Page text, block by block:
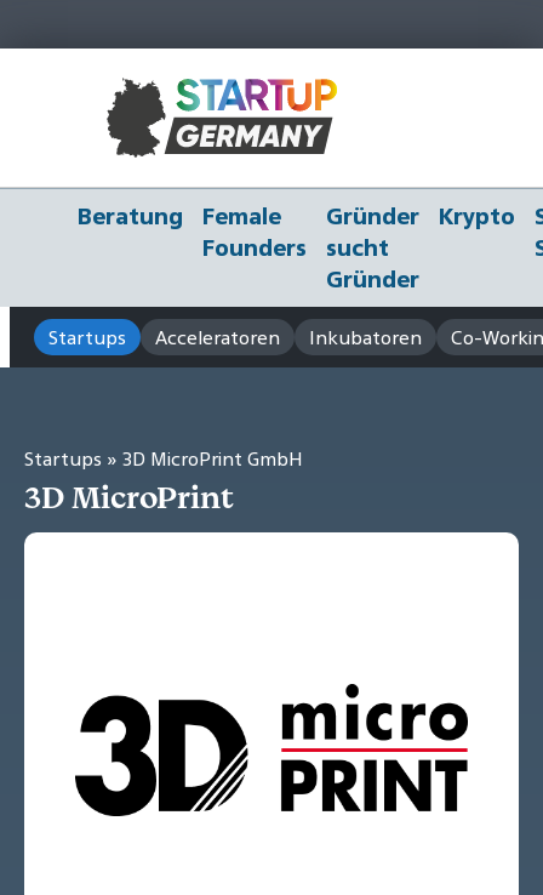
Beratung
Female
Founders
Gründer
sucht
Gründer
Krypto
Startups Acceleratoren Inkubatoren Co-
Startups » 3D MicroPrint GmbH
3D MicroPrint